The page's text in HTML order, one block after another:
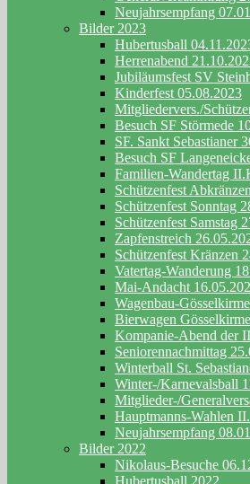
Neujahrsempfang
Bilder 2023
Hubertusball
Herrenabend
Jubiläumsfest SV
Kinderfest 05.08.2023
Mitgliedervers./
Besuch SF Störmede
SF. Sankt Sebastianer
Besuch SF
Familien-Wandertag
Schützenfest
Schützenfest Sonntag
Schützenfest Samstag
Zapfenstreich
Schützenfest Kränzen
Vatertag-Wanderung
Mai-Andacht
Wagenbau-
Bierwagen
Kompanie-Abend der
Seniorennachmittag
Winterball St.
Winter-/Karnevalsball
Mitglieder-/
Hauptmanns-Wahlen
Neujahrsempfang
Bilder 2022
Nikolaus-Besuche
Hubertusball 2022